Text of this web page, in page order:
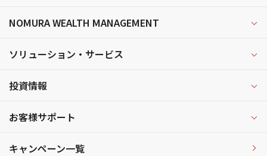
NOMURA WEALTH MANAGEMENT
ソリューション・サービス
投資情報
お客様サポート
キャンペーン一覧